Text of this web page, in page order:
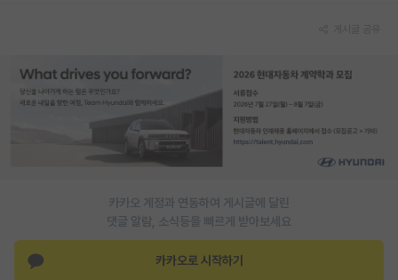
인문사회 계열 게시판
특수/전문대학원 게시판
반도체/AI 게시판
장학금/장학생 게시판
학술 정보 게시판
카카오 계정과 연동하여 게시글에 달린
댓글 알람, 소식등을 빠르게 받아보세요
카카오로 시작하기